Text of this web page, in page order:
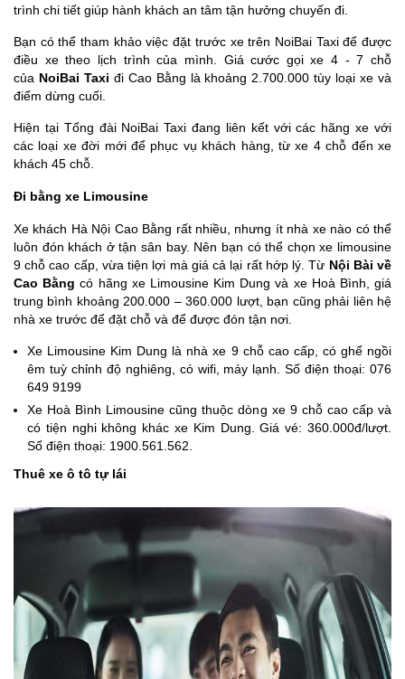
trình chi tiết giúp hành khách an tâm tận hưởng chuyến đi.
Bạn có thể tham khảo việc đặt trước xe trên NoiBai Taxi để được
điều xe theo lịch trình của mình. Giá cước gọi xe 4 - 7 chỗ
của NoiBai Taxi đi Cao Bằng là khoảng 2.700.000 tùy loại xe và
điểm dừng cuối.
Hiện tại Tổng đài NoiBai Taxi đang liên kết với các hãng xe với
các loại xe đời mới để phục vụ khách hàng, từ xe 4 chỗ đến xe
khách 45 chỗ.
Đi bằng xe Limousine
Xe khách Hà Nội Cao Bằng rất nhiều, nhưng ít nhà xe nào có thể
luôn đón khách ở tận sân bay. Nên bạn có thể chọn xe limousine
9 chỗ cao cấp, vừa tiện lợi mà giá cả lại rất hớp lý. Từ Nội Bài về
Cao Bằng có hãng xe Limousine Kim Dung và xe Hoà Bình, giá
trung bình khoảng 200.000 – 360.000 lượt, bạn cũng phải liên hệ
nhà xe trước để đặt chỗ và để được đón tận nơi.
Xe Limousine Kim Dung là nhà xe 9 chỗ cao cấp, có ghế ngồi
êm tuỳ chỉnh độ nghiêng, có wifi, máy lạnh. Số điện thoại: 076
649 9199
Xe Hoà Bình Limousine cũng thuộc dòng xe 9 chỗ cao cấp và
có tiện nghi không khác xe Kim Dung. Giá vé: 360.000đ/lượt.
Số điện thoại: 1900.561.562.
Thuê xe ô tô tự lái